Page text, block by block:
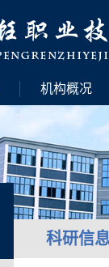
机构概况
科研信